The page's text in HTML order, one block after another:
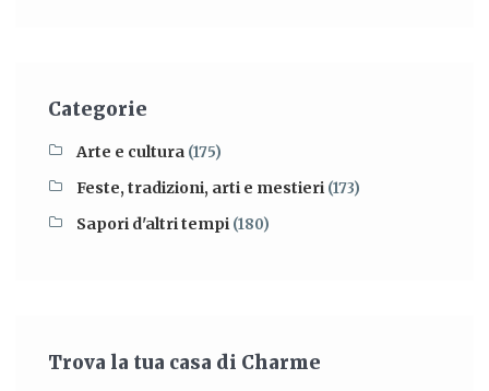
Categorie
Arte e cultura (175)
Feste, tradizioni, arti e mestieri (173)
Sapori d'altri tempi (180)
Trova la tua casa di Charme